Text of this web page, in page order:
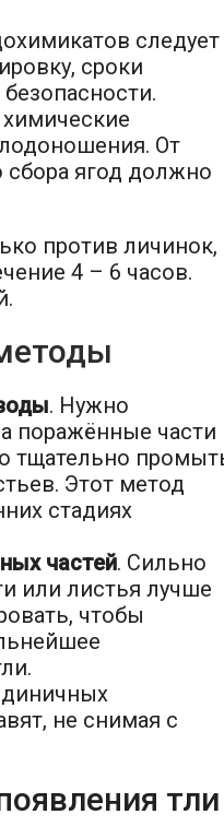
следует
сроки
От
сбора ягод должно
против личинок,
4 – 6 часов.
. Нужно
поражённые части
тщательно
Этот метод
стадиях
частей. Сильно
или листья лучше
чтобы
не снимая с
тли